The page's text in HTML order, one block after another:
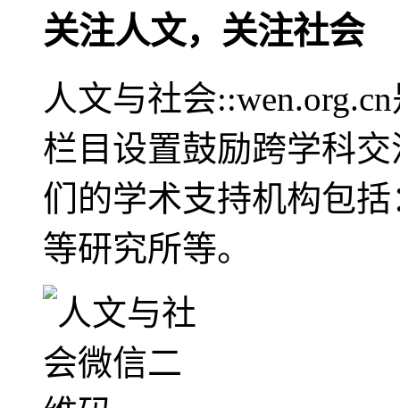
关注人文，关注社会
人文与社会
栏目设置鼓励跨学科
们的学术支持机构包
等研究所等。